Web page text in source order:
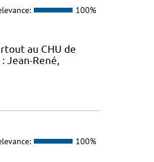
100%
au CHU de
Jean-René,
100%